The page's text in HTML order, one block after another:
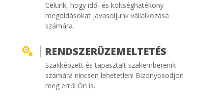
Célunk, hogy idő- és költséghatékony
megoldásokat javasoljunk vállalkozása
számára.
 RENDSZERÜZEMELTETÉS
Szakképzett és tapasztalt szakembereink
számára nincsen lehetetlen! Bizonyosodjon
meg erről Ön is.